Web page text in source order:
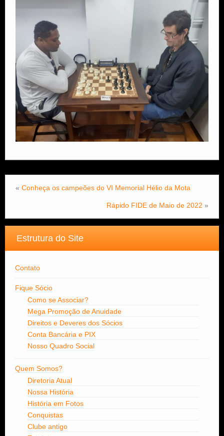
« Conheça os campeões do VI Memorial Hélio da Mota
Rápido FIDE de Maio de 2022 »
Estrutura do Site
Contato
Fique Sócio
Como se Associar?
Mega Promoção de Anuidade
Direitos e Deveres dos Sócios
Conta Bancária e PIX
Nosso Quadro Social
Quem Somos?
Diretoria Atual
Nossa História
História em Fotos
Conquistas
Clube antigo